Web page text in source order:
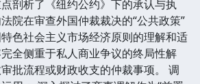
剖析了《纽约公约》下的承认与执
院在审查外国仲裁裁决的“公共政策”
色社会主义市场经济原则的理解和适
全侧重于私人商业争议的终局性解
批流程或财政收支的仲裁事项。 调